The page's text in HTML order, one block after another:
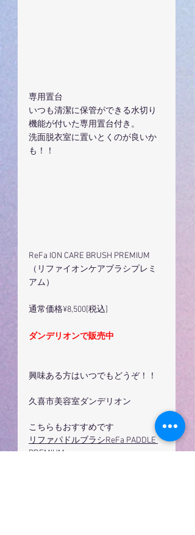
専用置台
いつも清潔に保管ができる水切り
機能が付いた専用置台付き。
洗面脱衣室に置いとくのが良いか
も！！
ReFa ION CARE BRUSH PREMIUM
（リファイオンケアブラシプレミ
アム）
通常価格¥8,500[税込]
ダンデリオンで販売中
興味ある方はいつでもどうぞ！！
久喜市美容室ダンデリオン
こちらもおすすめです
リファパドルブラシReFa PADDLE
PREMIUM